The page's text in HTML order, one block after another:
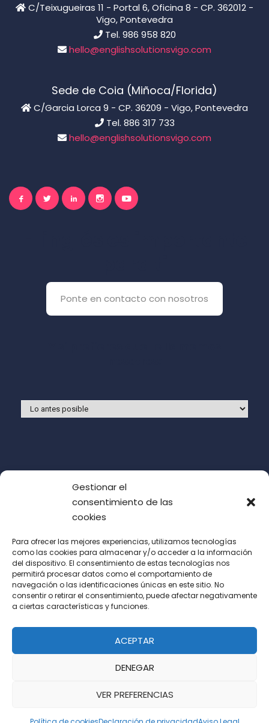
Gestionar el
consentimiento de las
cookies
Para ofrecer las mejores experiencias, utilizamos tecnologías
como las cookies para almacenar y/o acceder a la información
del dispositivo. El consentimiento de estas tecnologías nos
permitirá procesar datos como el comportamiento de
navegación o las identificaciones únicas en este sitio. No
consentir o retirar el consentimiento, puede afectar negativamente
a ciertas características y funciones.
ACEPTAR
DENEGAR
VER PREFERENCIAS
C/Teixugueiras 11 - Portal 6, Oficina 8 - CP. 362012 -
Vigo, Pontevedra
Tel. 986 958 820
hello@englishsolutionsvigo.com
Sede de Coia (Miñoca/Florida)
C/Garcia Lorca 9 - CP. 36209 - Vigo, Pontevedra
Tel. 886 317 733
hello@englishsolutionsvigo.com
Ponte en contacto con nosotros
Acepto las condiciones de uso (LOPD)